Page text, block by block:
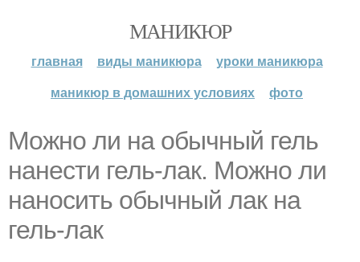
МАНИКЮР
главная виды маникюра
уроки маникюра
маникюр в домашних условиях
фото
Можно ли на обычный гель
нанести гель-лак. Можно ли
наносить обычный лак на
гель-лак